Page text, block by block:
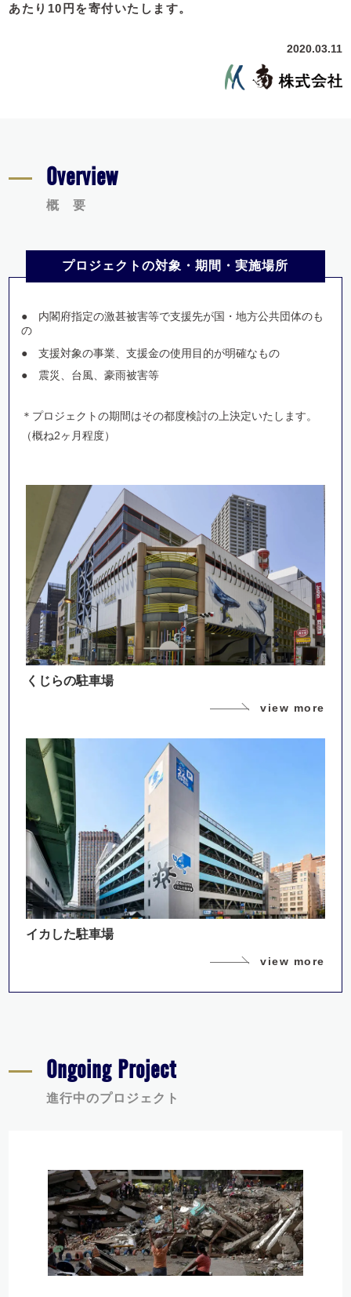
あたり10円を寄付いたします。
2020.03.11
Overview
概 要
プロジェクトの対象・期間・実施場所
内閣府指定の激甚被害等で支援先が国・地方公共団体のも
の
支援対象の事業、支援金の使用目的が明確なもの
震災、台風、豪雨被害等
＊プロジェクトの期間はその都度検討の上決定いたします。
（概ね2ヶ月程度）
くじらの駐車場
view more
イカした駐車場
view more
Ongoing Project
進行中のプロジェクト